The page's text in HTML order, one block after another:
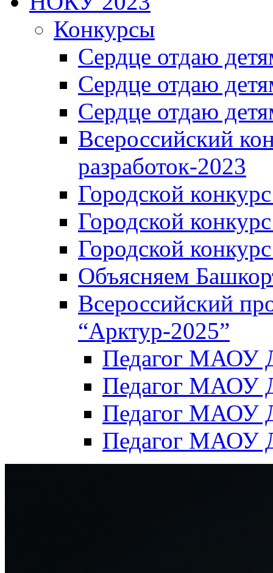
Конкурсы
Сердце отдаю
Сердце отдаю
Сердце отдаю
Всероссийский
разработок-2023
Городской
Городской
Городской
Объясняем
Всероссийский
“Арктур-2025”
Педагог МАОУ
Педагог МАОУ
Педагог МАОУ
Педагог МАОУ